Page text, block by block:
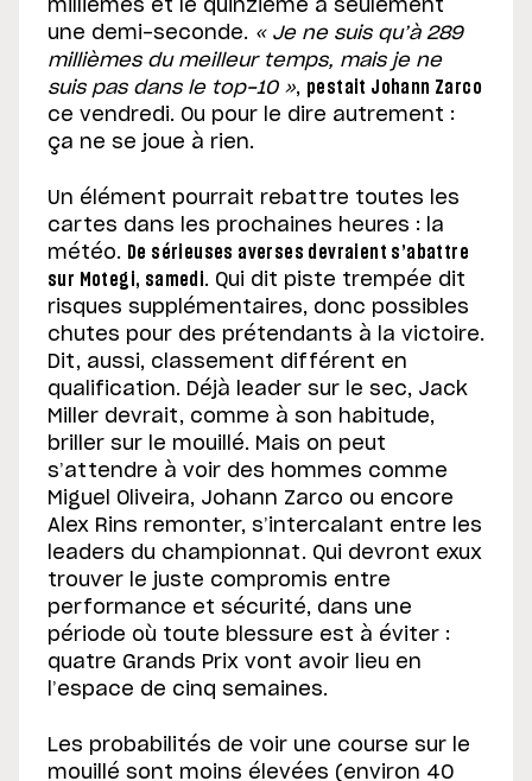
millièmes et le quinzième à seulement
une demi-seconde. « Je ne suis qu’à 289
millièmes du meilleur temps, mais je ne
suis pas dans le top-10 », pestait Johann Zarco
ce vendredi. Ou pour le dire autrement :
ça ne se joue à rien.
Un élément pourrait rebattre toutes les
cartes dans les prochaines heures : la
météo. De sérieuses averses devraient s’abattre
sur Motegi, samedi. Qui dit piste trempée dit
risques supplémentaires, donc possibles
chutes pour des prétendants à la victoire.
Dit, aussi, classement différent en
qualification. Déjà leader sur le sec, Jack
Miller devrait, comme à son habitude,
briller sur le mouillé. Mais on peut
s’attendre à voir des hommes comme
Miguel Oliveira, Johann Zarco ou encore
Alex Rins remonter, s’intercalant entre les
leaders du championnat. Qui devront exux
trouver le juste compromis entre
performance et sécurité, dans une
période où toute blessure est à éviter :
quatre Grands Prix vont avoir lieu en
l’espace de cinq semaines.
Les probabilités de voir une course sur le
mouillé sont moins élevées (environ 40